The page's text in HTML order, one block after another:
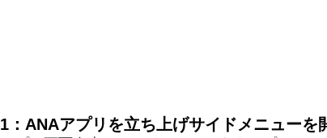
1：ANAアプリを立ち上げサイドメニューを